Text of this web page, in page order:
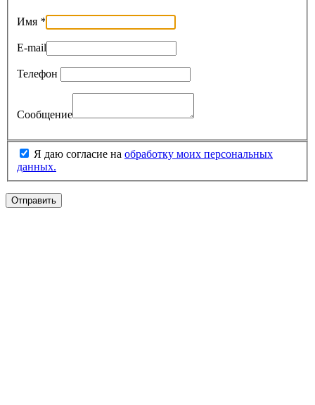
Имя *
E-mail
Телефон
Сообщение
Я даю согласие на обработку моих персональных
данных.
Отправить